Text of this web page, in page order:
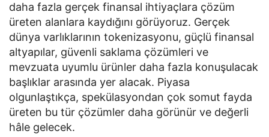
daha fazla gerçek finansal ihtiyaçlara çözüm
üreten alanlara kaydığını görüyoruz. Gerçek
dünya varlıklarının tokenizasyonu, güçlü finansal
altyapılar, güvenli saklama çözümleri ve
mevzuata uyumlu ürünler daha fazla konuşulacak
başlıklar arasında yer alacak. Piyasa
olgunlaştıkça, spekülasyondan çok somut fayda
üreten bu tür çözümler daha görünür ve değerli
hâle gelecek.